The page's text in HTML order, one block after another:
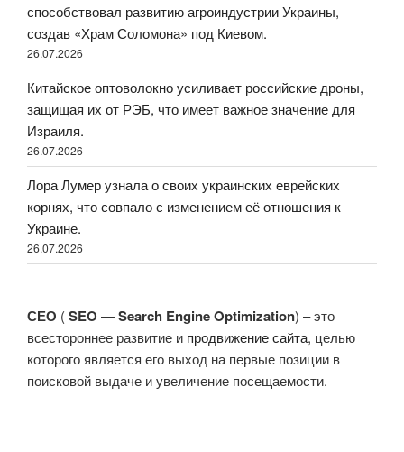
способствовал развитию агроиндустрии Украины,
создав «Храм Соломона» под Киевом.
26.07.2026
Китайское оптоволокно усиливает российские дроны,
защищая их от РЭБ, что имеет важное значение для
Израиля.
26.07.2026
Лора Лумер узнала о своих украинских еврейских
корнях, что совпало с изменением её отношения к
Украине.
26.07.2026
СЕО (SEO —Search Engine Optimization) – это
всестороннее развитие и продвижение сайта, целью
которого является его выход на первые позиции в
поисковой выдаче и увеличение посещаемости.